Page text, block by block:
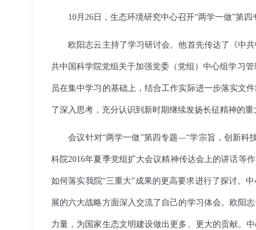
10月 26 日，生态环境研究中心召开“两学一做”第
欧阳志云主持了学习研讨会。他首先传达了《中
共中国科学院党组关于加强党委（党组）中心组学习
员在集中学习的基础上，结合工作实际进一步落实文
了深入思考，充分认识到新时期继续发扬长征精神的重
会议针对“两学一做”第四专题—“学宗旨，创新科
科院2016年夏季党组扩大会议精神传达会上的讲话等
如何落实我院“三重大”成果的更高要求进行了探讨。
展的六大战略方面深入交流了自己的学习体会。欧阳
力量，为国家生态文明建设做出更多、更大的贡献。